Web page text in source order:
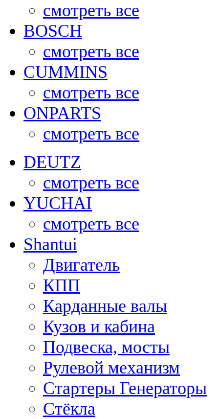
смотреть все
BOSCH
смотреть все
CUMMINS
смотреть все
ONPARTS
смотреть все
DEUTZ
смотреть все
YUCHAI
смотреть все
Shantui
Двигатель
КПП
Карданные валы
Кузов и кабина
Подвеска, мосты
Рулевой механизм
Стартеры Генераторы
Стёкла